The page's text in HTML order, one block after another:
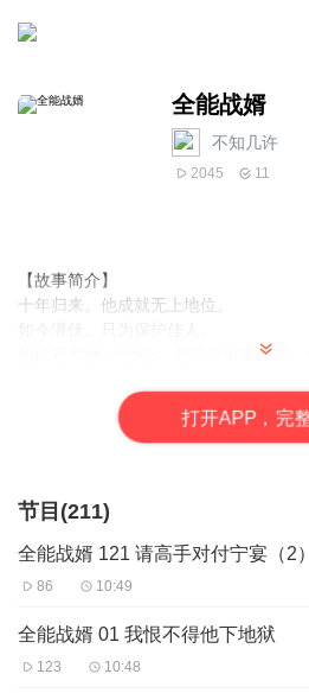
全能战婿
不知几许
2045 11
【故事简介】
十年归来。他成就无上地位。
他目视着她：“放心，昔日你所受委屈
主播：锋言疯语
听，可下载重复收听。
2、版权归原作者所有，严禁翻录成任
台传播，违者将追究其法律责任。
3、如在充值／购买环节遇到问题，您
4、在购买过程中，如果您有任何问题
第一步：您可在喜马拉雅APP【账号-
打开APP，完
节目(211)
全能战婿 121 请高手对付宁宴（2）
86 10:49
全能战婿 01 我恨不得他下地狱
123 10:48